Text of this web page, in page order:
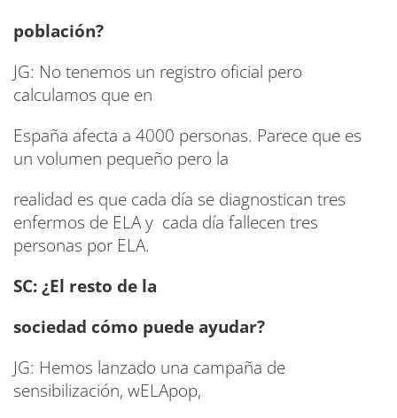
población?
JG: No tenemos un registro oficial pero
calculamos que en
España afecta a 4000 personas. Parece que es
un volumen pequeño pero la
realidad es que cada día se diagnostican tres
enfermos de ELA y cada día fallecen tres
personas por ELA.
SC: ¿El resto de la
sociedad cómo puede ayudar?
JG: Hemos lanzado una campaña de
sensibilización, wELApop,